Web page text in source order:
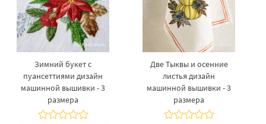
Зимний букет с
пуансеттиями дизайн
машинной вышивки - 3
размера
Две Тыквы и осенние
листья дизайн
машинной вышивки - 3
размера